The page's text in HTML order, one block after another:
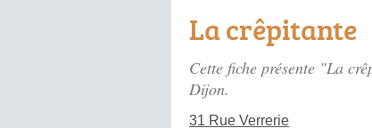
La crêpitante
Cette fiche présente "La
Dijon.
31 Rue Verrerie